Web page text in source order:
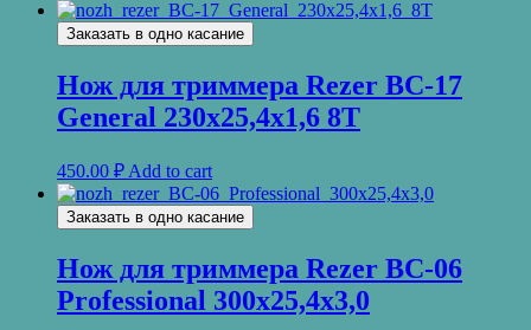
Заказать в одно касание
Нож для триммера Rezer ВС-17
General 230х25,4х1,6 8T
450.00 ₽ Add to cart
Заказать в одно касание
Нож для триммера Rezer ВС-06
Professional 300х25,4х3,0